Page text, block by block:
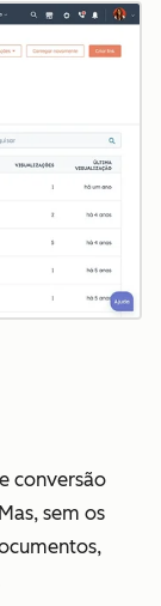
conversão
sem os